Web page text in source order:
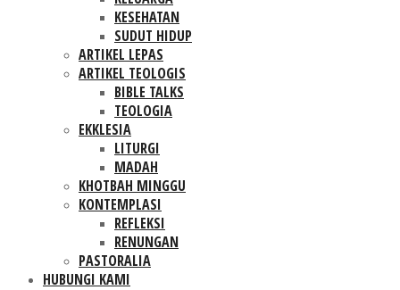
KESEHATAN
SUDUT HIDUP
ARTIKEL LEPAS
ARTIKEL TEOLOGIS
BIBLE TALKS
TEOLOGIA
EKKLESIA
LITURGI
MADAH
KHOTBAH MINGGU
KONTEMPLASI
REFLEKSI
RENUNGAN
PASTORALIA
HUBUNGI KAMI